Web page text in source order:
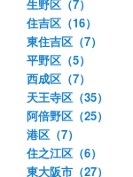
生野区（7）
住吉区（16）
東住吉区（7）
平野区（5）
西成区（7）
天王寺区（35）
阿倍野区（25）
港区（7）
住之江区（6）
東大阪市（27）